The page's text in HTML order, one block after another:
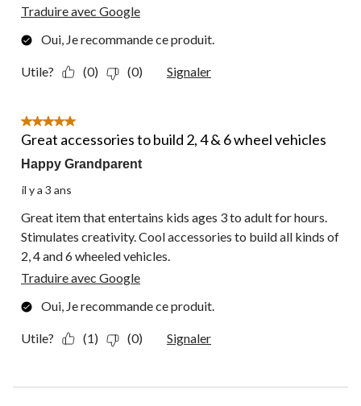
Traduire avec Google
Oui, Je recommande ce produit.
Utile? (0) (0) Signaler
5 étoile(s) sur 5.
Great accessories to build 2, 4 & 6 wheel vehicles
Happy Grandparent
il y a 3 ans
Great item that entertains kids ages 3 to adult for hours.
Stimulates creativity. Cool accessories to build all kinds of
2, 4 and 6 wheeled vehicles.
Traduire avec Google
Oui, Je recommande ce produit.
Utile? (1) (0) Signaler